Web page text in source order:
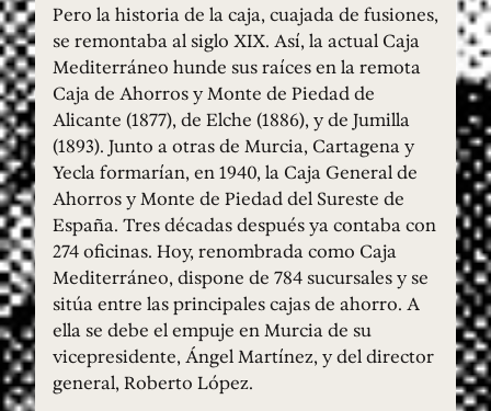
Pero la historia de la caja, cuajada de fusiones,
se remontaba al siglo XIX. Así, la actual Caja
Mediterráneo hunde sus raíces en la remota
Caja de Ahorros y Monte de Piedad de
Alicante (1877), de Elche (1886), y de Jumilla
(1893). Junto a otras de Murcia, Cartagena y
Yecla formarían, en 1940, la Caja General de
Ahorros y Monte de Piedad del Sureste de
España. Tres décadas después ya contaba con
274 oficinas. Hoy, renombrada como Caja
Mediterráneo, dispone de 784 sucursales y se
sitúa entre las principales cajas de ahorro. A
ella se debe el empuje en Murcia de su
vicepresidente, Ángel Martínez, y del director
general, Roberto López.